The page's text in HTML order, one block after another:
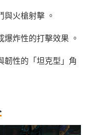
與火槍射擊 。
炸性的打擊效果 。
韌性的「坦克型」角